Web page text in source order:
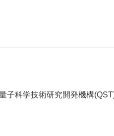
子科学技術研究開発機構